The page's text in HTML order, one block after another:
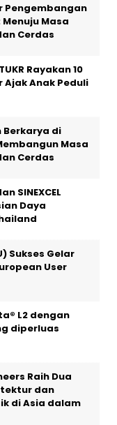
Pengembangan
Masa
Cerdas
Rayakan 10
Ajak Anak Peduli
Berkarya di
Masa
Cerdas
SINEXCEL
Daya
Sukses Gelar
User
L2 dengan
diperluas
Raih Dua
dan
di Asia dalam